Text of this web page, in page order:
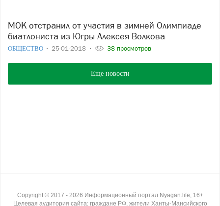
МОК отстранил от участия в зимней Олимпиаде
биатлониста из Югры Алексея Волкова
ОБЩЕСТВО 25-01-2018 38 просмотров
Еще новости
Copyright © 2017 - 2026 Информационный портал Nyagan.life, 16+
Целевая аудитория сайта: граждане РФ, жители Ханты-Мансийского